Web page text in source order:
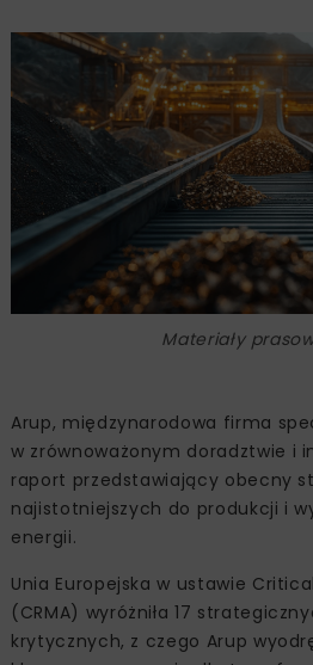
Materiały
Arup, międzynarodowa firma
w zrównoważonym doradztwie i
raport przedstawiający obecny
najistotniejszych do produkcji i
energii.
Unia Europejska w ustawie
(CRMA) wyróżniła 17
krytycznych, z czego Arup